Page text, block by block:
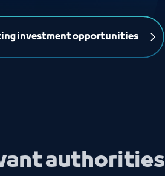
investment opportunities
authorities